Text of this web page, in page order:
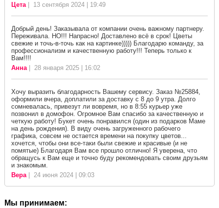
Цета| 13 сентября 2024 | 19:49
Добрый день! Заказывала от компании очень важному партнеру.
Переживала. НО!!! Напрасно! Доставлено всё в срок! Цветы
свежие и точь-в-точь как на картинке))))) Благодарю команду, за
профессионализм и качественную работу!!! Теперь только к
Вам!!!!
Анна| 28 января 2025 | 16:02
Хочу выразить благодарность Вашему сервису. Заказ №25884,
оформили вчера, доплатили за доставку с 8 до 9 утра. Долго
сомневалась, привезут ли вовремя, но в 8:55 курьер уже
позвонил в домофон. Огромное Вам спасибо за качественную и
четкую работу! Букет очень понравился (один из подарков Маме
на день рождения). В виду очень загруженного рабочего
графика, совсем не остается времени на покупку цветов...
хочется, чтобы они все-таки были свежие и красивые (и не
помятые) Благодаря Вам все прошло отлично! Я уверена, что
обращусь к Вам еще и точно буду рекомендовать своим друзьям
и знакомым.
Вера| 24 июня 2024 | 09:03
Мы принимаем: